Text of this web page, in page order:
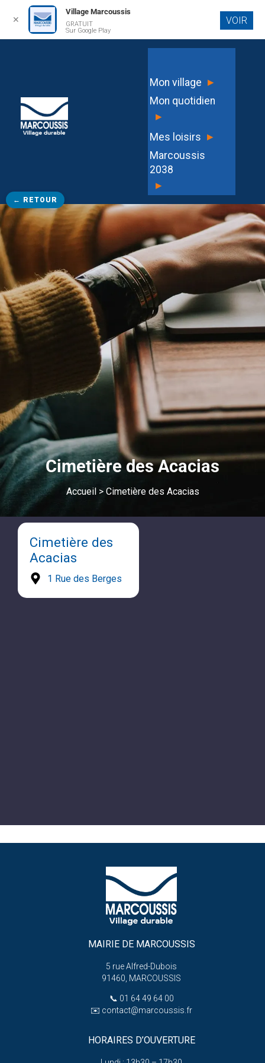
contenu
Mon village ▸
Mon quotidien
▸
Mes loisirs ▸
Marcoussis
2038
▸
Cimetière des Acacias
Accueil> Cimetière des Acacias
← RETOUR
Cimetière des
Acacias
1 Rue des Berges
MAIRIE DE MARCOUSSIS
5 rue Alfred-Dubois
91460, MARCOUSSIS
📞 01 64 49 64 00
✉️ contact@marcoussis.fr
HORAIRES D’OUVERTURE
✕
Village Marcoussis
GRATUIT
Sur Google Play
VOIR